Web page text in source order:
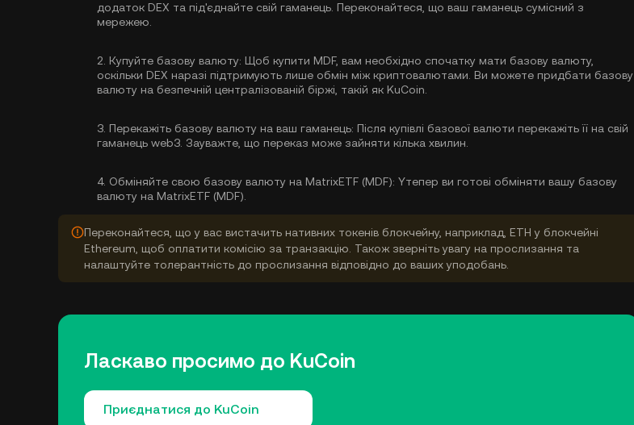
додаток DEX та під'єднайте свій гаманець. Переконайтеся, що ваш гаманець сумісний з
мережею.
2. Купуйте базову валюту: Щоб купити MDF, вам необхідно спочатку мати базову валюту,
оскільки DEX наразі підтримують лише обмін між криптовалютами. Ви можете придбати базову
валюту на безпечній централізованій біржі, такій як KuCoin.
3. Перекажіть базову валюту на ваш гаманець: Після купівлі базової валюти перекажіть її на свій
гаманець web3. Зауважте, що переказ може зайняти кілька хвилин.
4. Обміняйте свою базову валюту на MatrixETF (MDF): Yтепер ви готові обміняти вашу базову
валюту на MatrixETF (MDF).
Переконайтеся, що у вас вистачить нативних токенів блокчейну, наприклад, ETH у блокчейні
Ethereum, щоб оплатити комісію за транзакцію. Також зверніть увагу на прослизання та
налаштуйте толерантність до прослизання відповідно до ваших уподобань.
Ласкаво просимо до KuCoin
Приєднатися до KuCoin